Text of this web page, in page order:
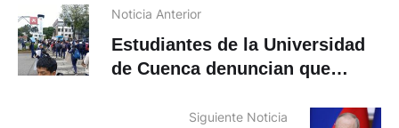
Noticia Anterior
Estudiantes de la Universidad
de Cuenca denuncian que
precariasSiguiente Noticia